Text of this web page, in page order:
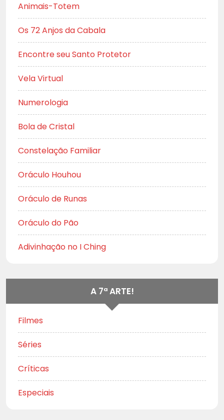
Animais-Totem
Os 72 Anjos da Cabala
Encontre seu Santo Protetor
Vela Virtual
Numerologia
Bola de Cristal
Constelação Familiar
Oráculo Houhou
Oráculo de Runas
Oráculo do Pão
Adivinhação no I Ching
A 7ª ARTE!
Filmes
Séries
Críticas
Especiais